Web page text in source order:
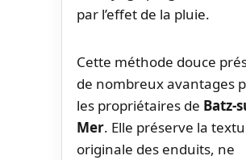
par l’effet de la pluie.
Cette méthode douce
de nombreux avantages
les propriétaires de Batz-
Mer. Elle préserve la
originale des enduits, ne